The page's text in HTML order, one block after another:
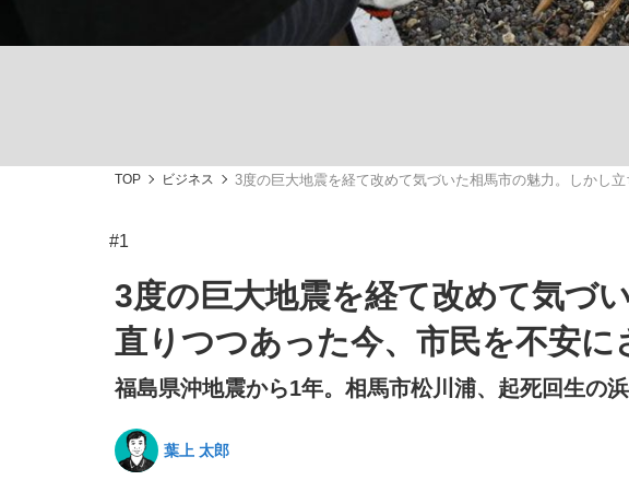
TOP ビジネス 3度の巨大地震を経て改めて気づいた相馬市の魅力。しかし
#1
3度の巨大地震を経て改めて気づ
直りつつあった今、市民を不安
福島県沖地震から1年。相馬市松川浦、起死回生の
葉上 太郎